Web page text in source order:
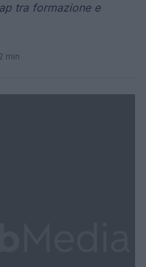
tra formazione e
min